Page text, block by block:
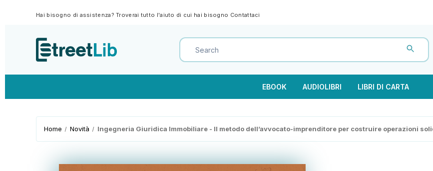
Hai bisogno di assistenza? Troverai tutto l'aiuto di cui hai bisogno Contattaci
EBOOK AUDIOLIBRI LIBRI DI CARTA
Home Novità Ingegneria Giuridica Immobiliare - Il metodo dell’avvocato-imprenditore per costruire operazioni